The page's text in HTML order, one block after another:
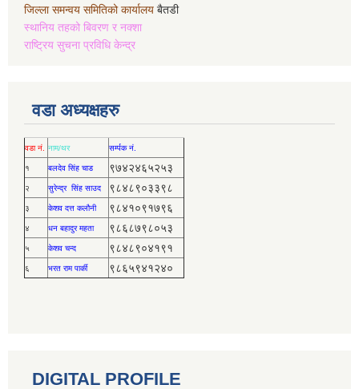
जिल्ला समन्वय समितिको कार्यालय बैतडी
स्थानिय तहको बिवरण र नक्शा
राष्ट्रिय सुचना प्रविधि केन्द्र
वडा अध्यक्षहरु
वडा नं. नाम/थर सर्म्पक नं.
१ बलदेव सिंह चाड ९७४२४६५२५३
२ सुरेन्द्र सिंह साउद ९८४८९०३३९८
३ केशव दत्त कलौनी ९८४१०९१७९६
४ धन बहादुर महता ९८६८७९८०५३
५ केशव चन्द ९८४८९०४१९१
६ भरत राम पार्की ९८६५९४१२४०
DIGITAL PROFILE